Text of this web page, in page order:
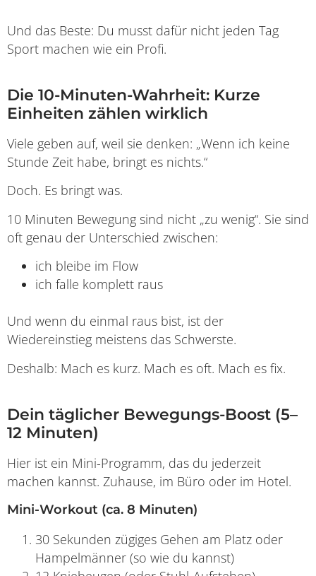
Und das Beste: Du musst dafür nicht jeden Tag
Sport machen wie ein Profi.
Die 10-Minuten-Wahrheit: Kurze
Einheiten zählen wirklich
Viele geben auf, weil sie denken: „Wenn ich keine
Stunde Zeit habe, bringt es nichts.“
Doch. Es bringt was.
10 Minuten Bewegung sind nicht „zu wenig“. Sie sind
oft genau der Unterschied zwischen:
ich bleibe im Flow
ich falle komplett raus
Und wenn du einmal raus bist, ist der
Wiedereinstieg meistens das Schwerste.
Deshalb: Mach es kurz. Mach es oft. Mach es fix.
Dein täglicher Bewegungs-Boost (5–
12 Minuten)
Hier ist ein Mini-Programm, das du jederzeit
machen kannst. Zuhause, im Büro oder im Hotel.
Mini-Workout (ca. 8 Minuten)
30 Sekunden zügiges Gehen am Platz oder
Hampelmänner (so wie du kannst)